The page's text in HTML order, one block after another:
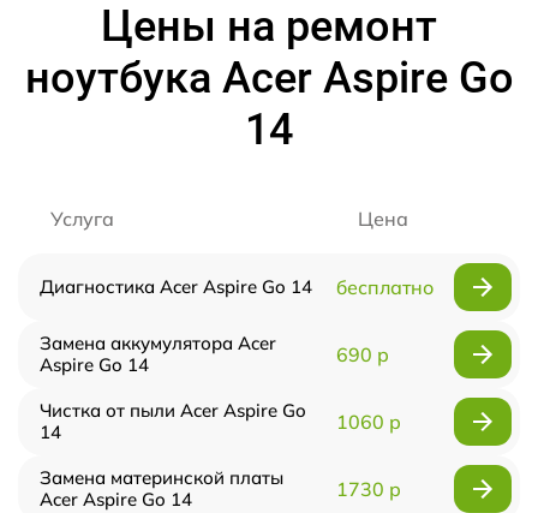
Цены на ремонт
ноутбука Acer Aspire Go
14
Услуга Цена
Диагностика Acer Aspire Go 14 бесплатно
Замена аккумулятора Acer
Aspire Go 14
690 р
Чистка от пыли Acer Aspire Go
14
1060 р
Замена материнской платы
Acer Aspire Go 14
1730 р